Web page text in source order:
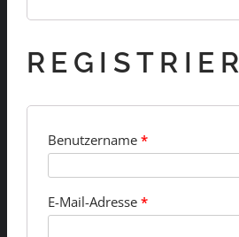
Benutzername *
E-Mail-Adresse *